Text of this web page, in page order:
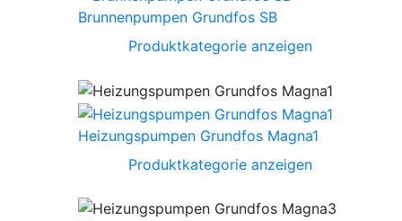
Brunnenpumpen Grundfos SB
Produktkategorie anzeigen
Heizungspumpen Grundfos Magna1
Produktkategorie anzeigen